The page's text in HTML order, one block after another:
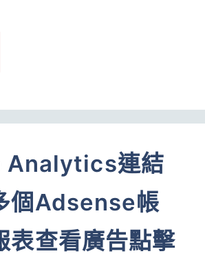
Analytics連結
個Adsense帳
表查看廣告點擊